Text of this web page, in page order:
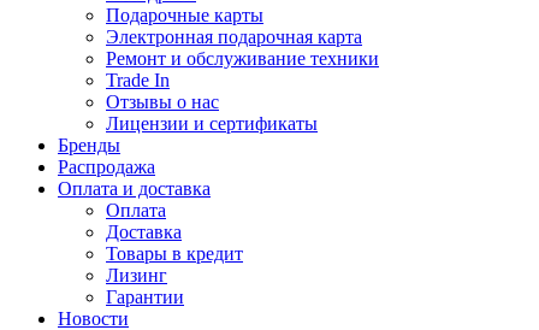
Подарочные карты
Электронная подарочная карта
Ремонт и обслуживание техники
Trade In
Отзывы о нас
Лицензии и сертификаты
Бренды
Распродажа
Оплата и доставка
Оплата
Доставка
Товары в кредит
Лизинг
Гарантии
Новости